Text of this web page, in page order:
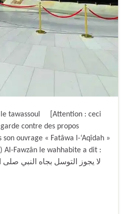
le tawassoul [Attention : ceci
contre des propos
ouvrage « Fatâwa l-‘Aqîdah »
Al-Fawzân le wahhabite a dit :